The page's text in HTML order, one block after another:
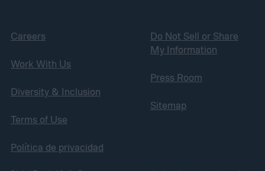
Careers
Work With Us
Diversity & Inclusion
Terms of Use
Política de privacidad
Do Not Sell or Share
My Information
Press Room
Sitemap